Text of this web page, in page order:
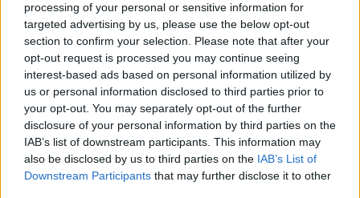
processing of your personal or sensitive information for
targeted advertising by us, please use the below opt-out
section to confirm your selection. Please note that after your
opt-out request is processed you may continue seeing
interest-based ads based on personal information utilized by
us or personal information disclosed to third parties prior to
your opt-out. You may separately opt-out of the further
disclosure of your personal information by third parties on the
IAB’s list of downstream participants. This information may
also be disclosed by us to third parties on the IAB’s List of
Downstream Participants that may further disclose it to other
Στενά του Ορμούζ/AP
Προσθέστε το ΕΘΝΟΣ στη Google
Σεαυξημένη επιφυλακήβρίσκονται οι
αρμόδιες υπηρεσίες του υπουργείου
Ναυτιλίας, υπό τον φόβο περαιτέρω
κλιμάκωσηςτης έντασης στην Ερυθρά